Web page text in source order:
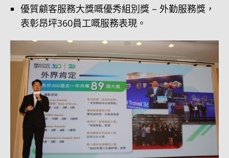
優質顧客服務大獎嘅優秀組別獎 – 外勤服務獎，
表彰昂坪360員工嘅服務表現。